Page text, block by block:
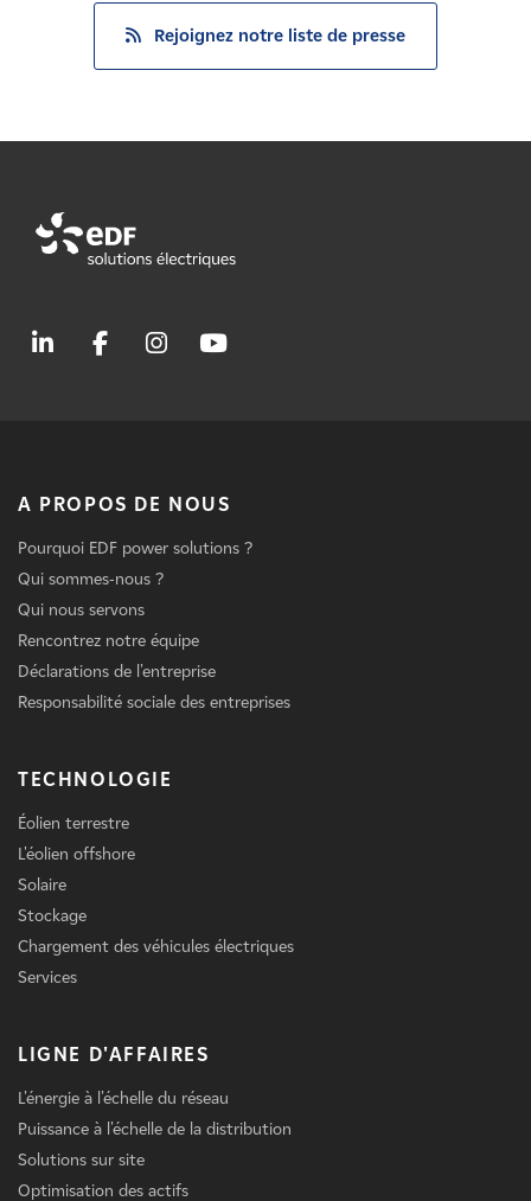
Rejoignez notre liste de presse
A PROPOS DE NOUS
Pourquoi EDF power solutions ?
Qui sommes-nous ?
Qui nous servons
Rencontrez notre équipe
Déclarations de l'entreprise
Responsabilité sociale des entreprises
TECHNOLOGIE
Éolien terrestre
L'éolien offshore
Solaire
Stockage
Chargement des véhicules électriques
Services
LIGNE D'AFFAIRES
L'énergie à l'échelle du réseau
Puissance à l'échelle de la distribution
Solutions sur site
Optimisation des actifs